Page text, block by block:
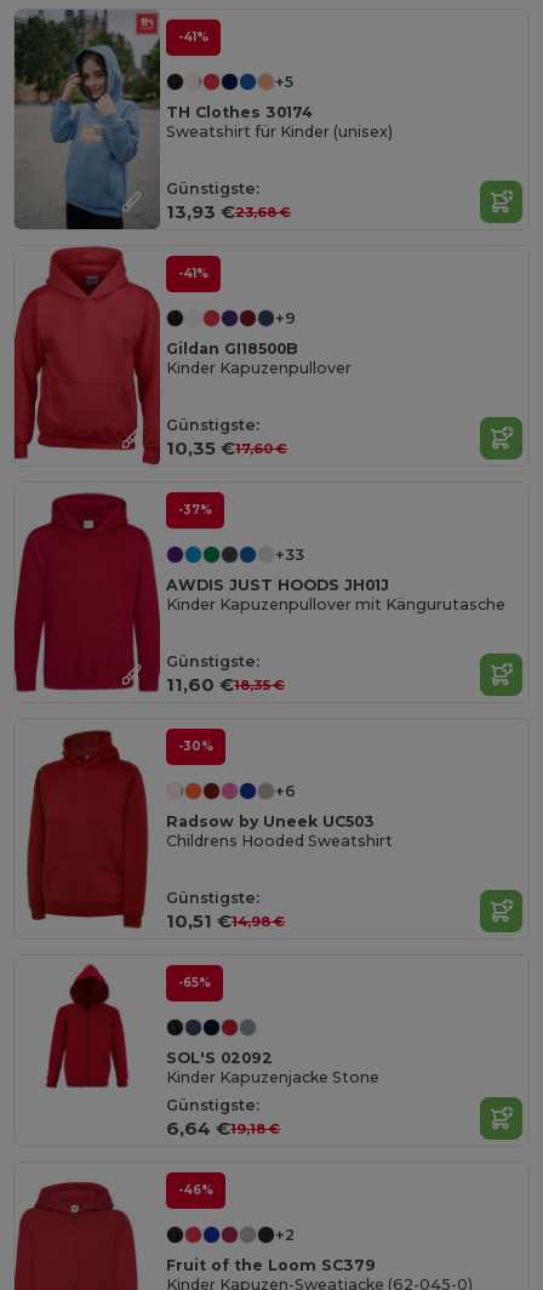
-41%
+5
TH Clothes 30174
Sweatshirt für Kinder (unisex)
Günstigste:
13,93 €23,68 €
-41%
+9
Gildan GI18500B
Kinder Kapuzenpullover
Günstigste:
10,35 €17,60 €
-37%
+33
AWDIS JUST HOODS JH01J
Kinder Kapuzenpullover mit Kängurutasche
Günstigste:
11,60 €18,35 €
-30%
+6
Radsow by Uneek UC503
Childrens Hooded Sweatshirt
Günstigste:
10,51 €14,98 €
-65%
SOL'S 02092
Kinder Kapuzenjacke Stone
Günstigste:
6,64 €19,18 €
-46%
+2
Fruit of the Loom SC379
Kinder Kapuzen-Sweatjacke (62-045-0)